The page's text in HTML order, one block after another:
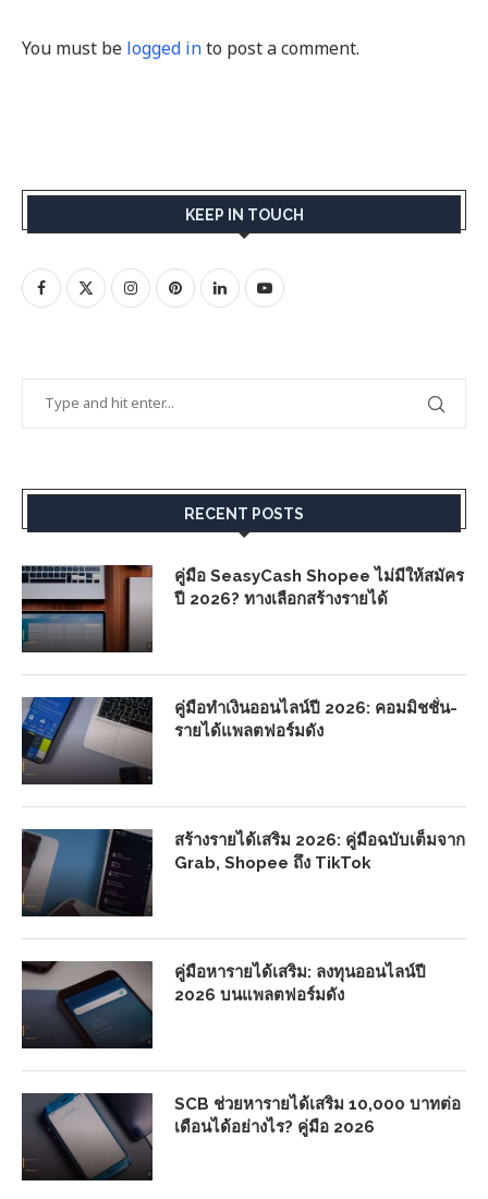
You must be logged into post a comment.
KEEP IN TOUCH
RECENT POSTS
คู่มือ SeasyCash Shopee ไม่มีให้สมัคร
ปี 2026? ทางเลือกสร้างรายได้
คู่มือทำเงินออนไลน์ปี 2026: คอมมิชชั่น-
รายได้แพลตฟอร์มดัง
สร้างรายได้เสริม 2026: คู่มือฉบับเต็มจาก
Grab, Shopee ถึง TikTok
คู่มือหารายได้เสริม: ลงทุนออนไลน์ปี
2026 บนแพลตฟอร์มดัง
SCB ช่วยหารายได้เสริม 10,000 บาทต่อ
เดือนได้อย่างไร? คู่มือ 2026